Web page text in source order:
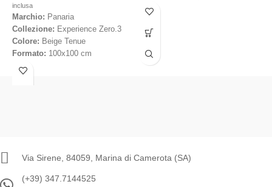
inclusa
Marchio: Panaria
Collezione: Experience Zero.3
Colore: Beige Tenue
Formato: 100x100 cm
Spessore:
Produzione:Made in Italy
Prezzo al metro quadro – IVA
Scelta:
interno
rivestimenti interni
Via Sirene, 84059, Marina di Camerota (SA)
(+39) 347.7144525